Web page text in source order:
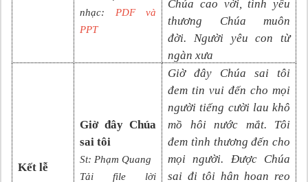
nhạc:
PDF và
PPT
Chúa cao vời, tình yêu
thương Chúa muôn
đời. Người yêu con từ
ngàn xưa
Kết lễ
Giờ đây Chúa
sai tôi
St: Phạm Quang
Tải file lời
Giờ đây Chúa sai tôi
đem tin vui đến cho mọi
người tiếng cười lau khô
mồ hôi nước mắt. Tôi
đem tình thương đến cho
mọi người. Được Chúa
sai đi tôi hân hoan reo